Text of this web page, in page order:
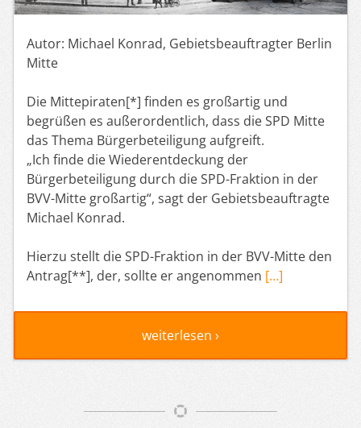
Autor: Michael Konrad, Gebietsbeauftragter Berlin
Mitte
Die Mittepiraten[*] finden es großartig und
begrüßen es außerordentlich, dass die SPD Mitte
das Thema Bürgerbeteiligung aufgreift.
„Ich finde die Wiederentdeckung der
Bürgerbeteiligung durch die SPD-Fraktion in der
BVV-Mitte großartig“, sagt der Gebietsbeauftragte
Michael Konrad.
Hierzu stellt die SPD-Fraktion in der BVV-Mitte den
Antrag[**], der, sollte er angenommen […]
weiterlesen ›